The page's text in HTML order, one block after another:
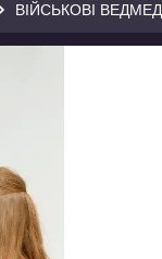
ВІЙСЬКОВІ